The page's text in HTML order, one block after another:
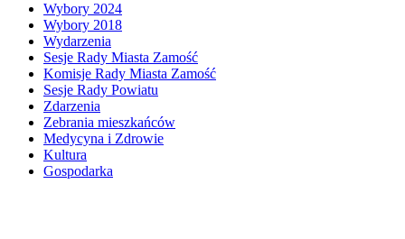
Wybory 2024
Wybory 2018
Wydarzenia
Sesje Rady Miasta Zamość
Komisje Rady Miasta Zamość
Sesje Rady Powiatu
Zdarzenia
Zebrania mieszkańców
Medycyna i Zdrowie
Kultura
Gospodarka